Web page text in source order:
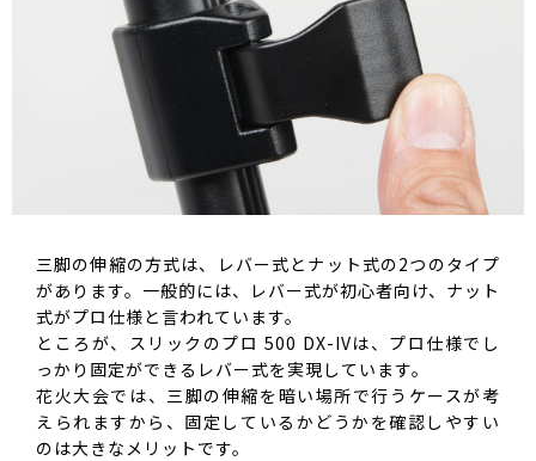
三脚の伸縮の方式は、レバー式とナット式の2つのタイプ
があります。一般的には、レバー式が初心者向け、ナット
式がプロ仕様と言われています。
ところが、スリックのプロ 500 DX-IVは、プロ仕様でし
っかり固定ができるレバー式を実現しています。
花火大会では、三脚の伸縮を暗い場所で行うケースが考
えられますから、固定しているかどうかを確認しやすい
のは大きなメリットです。